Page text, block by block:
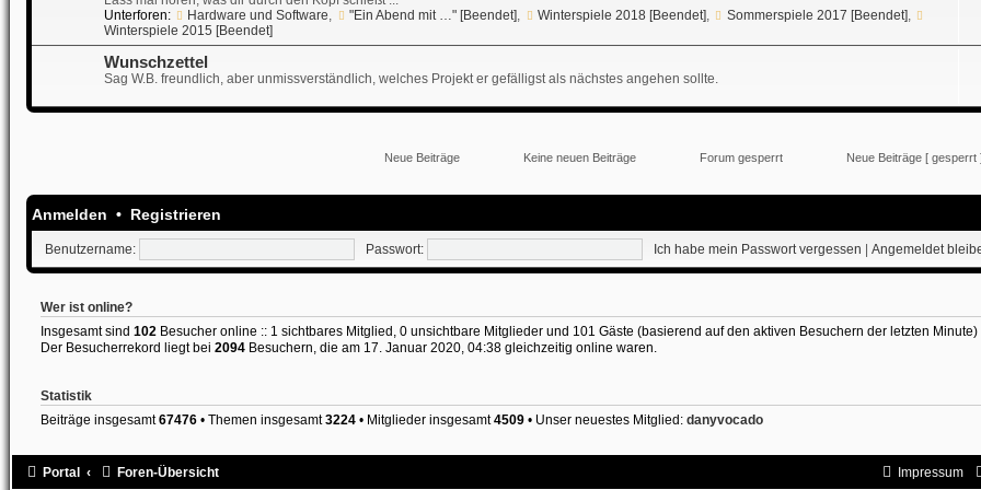
Unterforen:
Hardware und Software, "Ein Abend mit …" [Beendet], Winterspiele 2018 [Beendet], Sommerspiele 2017 [Beendet],
Winterspiele 2015 [Beendet]
Wunschzettel
Sag W.B. freundlich, aber unmissverständlich, welches Projekt er gefälligst als nächstes angehen sollte.
Neue Beiträge Keine neuen Beiträge Forum gesperrt Neue Beiträge [ gesperrt ]
Anmelden • Registrieren
Benutzername: Passwort: Ich habe mein Passwort vergessen | Angemeldet
Wer ist online?
Insgesamt sind 102Besucher online :: 1 sichtbares Mitglied, 0 unsichtbare Mitglieder und 101 Gäste (basierend auf den aktiven Besuchern der letzten Minute)
Der Besucherrekord liegt bei 2094Besuchern, die am 17. Januar 2020, 04:38 gleichzeitig online waren.
Statistik
Beiträge insgesamt67476• Themen insgesamt3224• Mitglieder insgesamt4509• Unser neuestes Mitglied: danyvocado
Portal Foren-Übersicht Impressum